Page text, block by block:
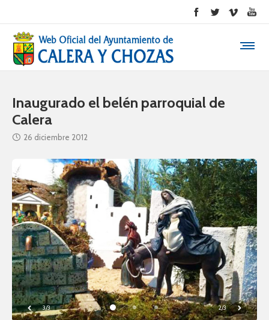
Inaugurado el belén parroquial de
Calera
26 diciembre 2012
3/3 2/3